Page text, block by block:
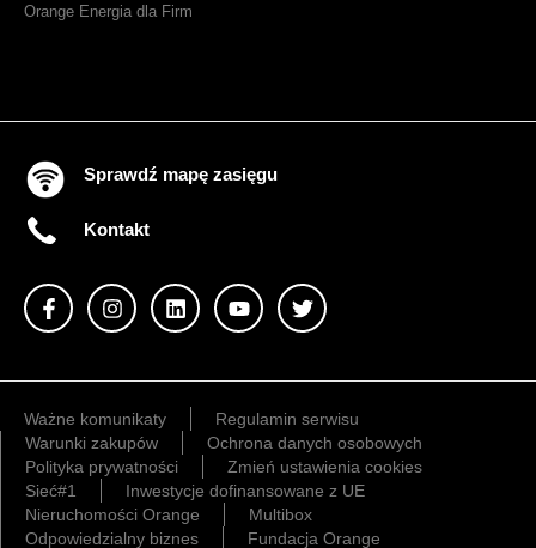
Orange Energia dla Firm
Sprawdź mapę zasięgu
Kontakt
Ważne komunikaty
Regulamin serwisu
Warunki zakupów
Ochrona danych osobowych
Polityka prywatności
Zmień ustawienia cookies
Sieć#1
Inwestycje dofinansowane z UE
Nieruchomości Orange
Multibox
Odpowiedzialny biznes
Fundacja Orange